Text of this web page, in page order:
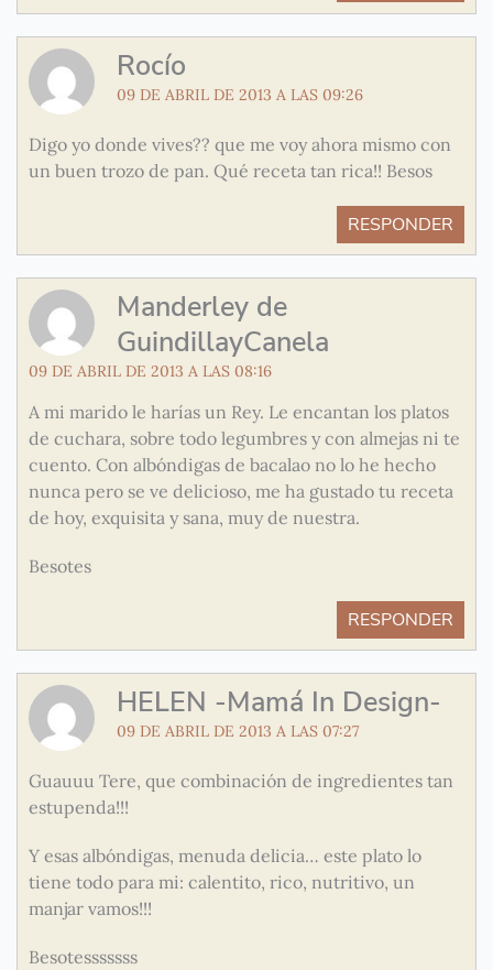
Rocío
09 DE ABRIL DE 2013 A LAS 09:26
Digo yo donde vives?? que me voy ahora mismo con
un buen trozo de pan. Qué receta tan rica!! Besos
RESPONDER
Manderley de
GuindillayCanela
09 DE ABRIL DE 2013 A LAS 08:16
A mi marido le harías un Rey. Le encantan los platos
de cuchara, sobre todo legumbres y con almejas ni te
cuento. Con albóndigas de bacalao no lo he hecho
nunca pero se ve delicioso, me ha gustado tu receta
de hoy, exquisita y sana, muy de nuestra.
Besotes
RESPONDER
HELEN -Mamá In Design-
09 DE ABRIL DE 2013 A LAS 07:27
Guauuu Tere, que combinación de ingredientes tan
estupenda!!!
Y esas albóndigas, menuda delicia… este plato lo
tiene todo para mi: calentito, rico, nutritivo, un
manjar vamos!!!
Besotesssssss